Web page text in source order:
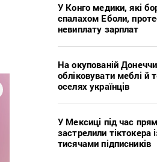
У Конго медики, які
спалахом Еболи,
невиплату зарплат
На окупованій
обліковувати меблі й
оселях українців
У Мексиці під час
застрелили
тисячами підписників